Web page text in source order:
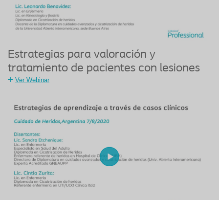
Estrategias para valoración y
tratamiento de pacientes con lesiones
Ver Webinar